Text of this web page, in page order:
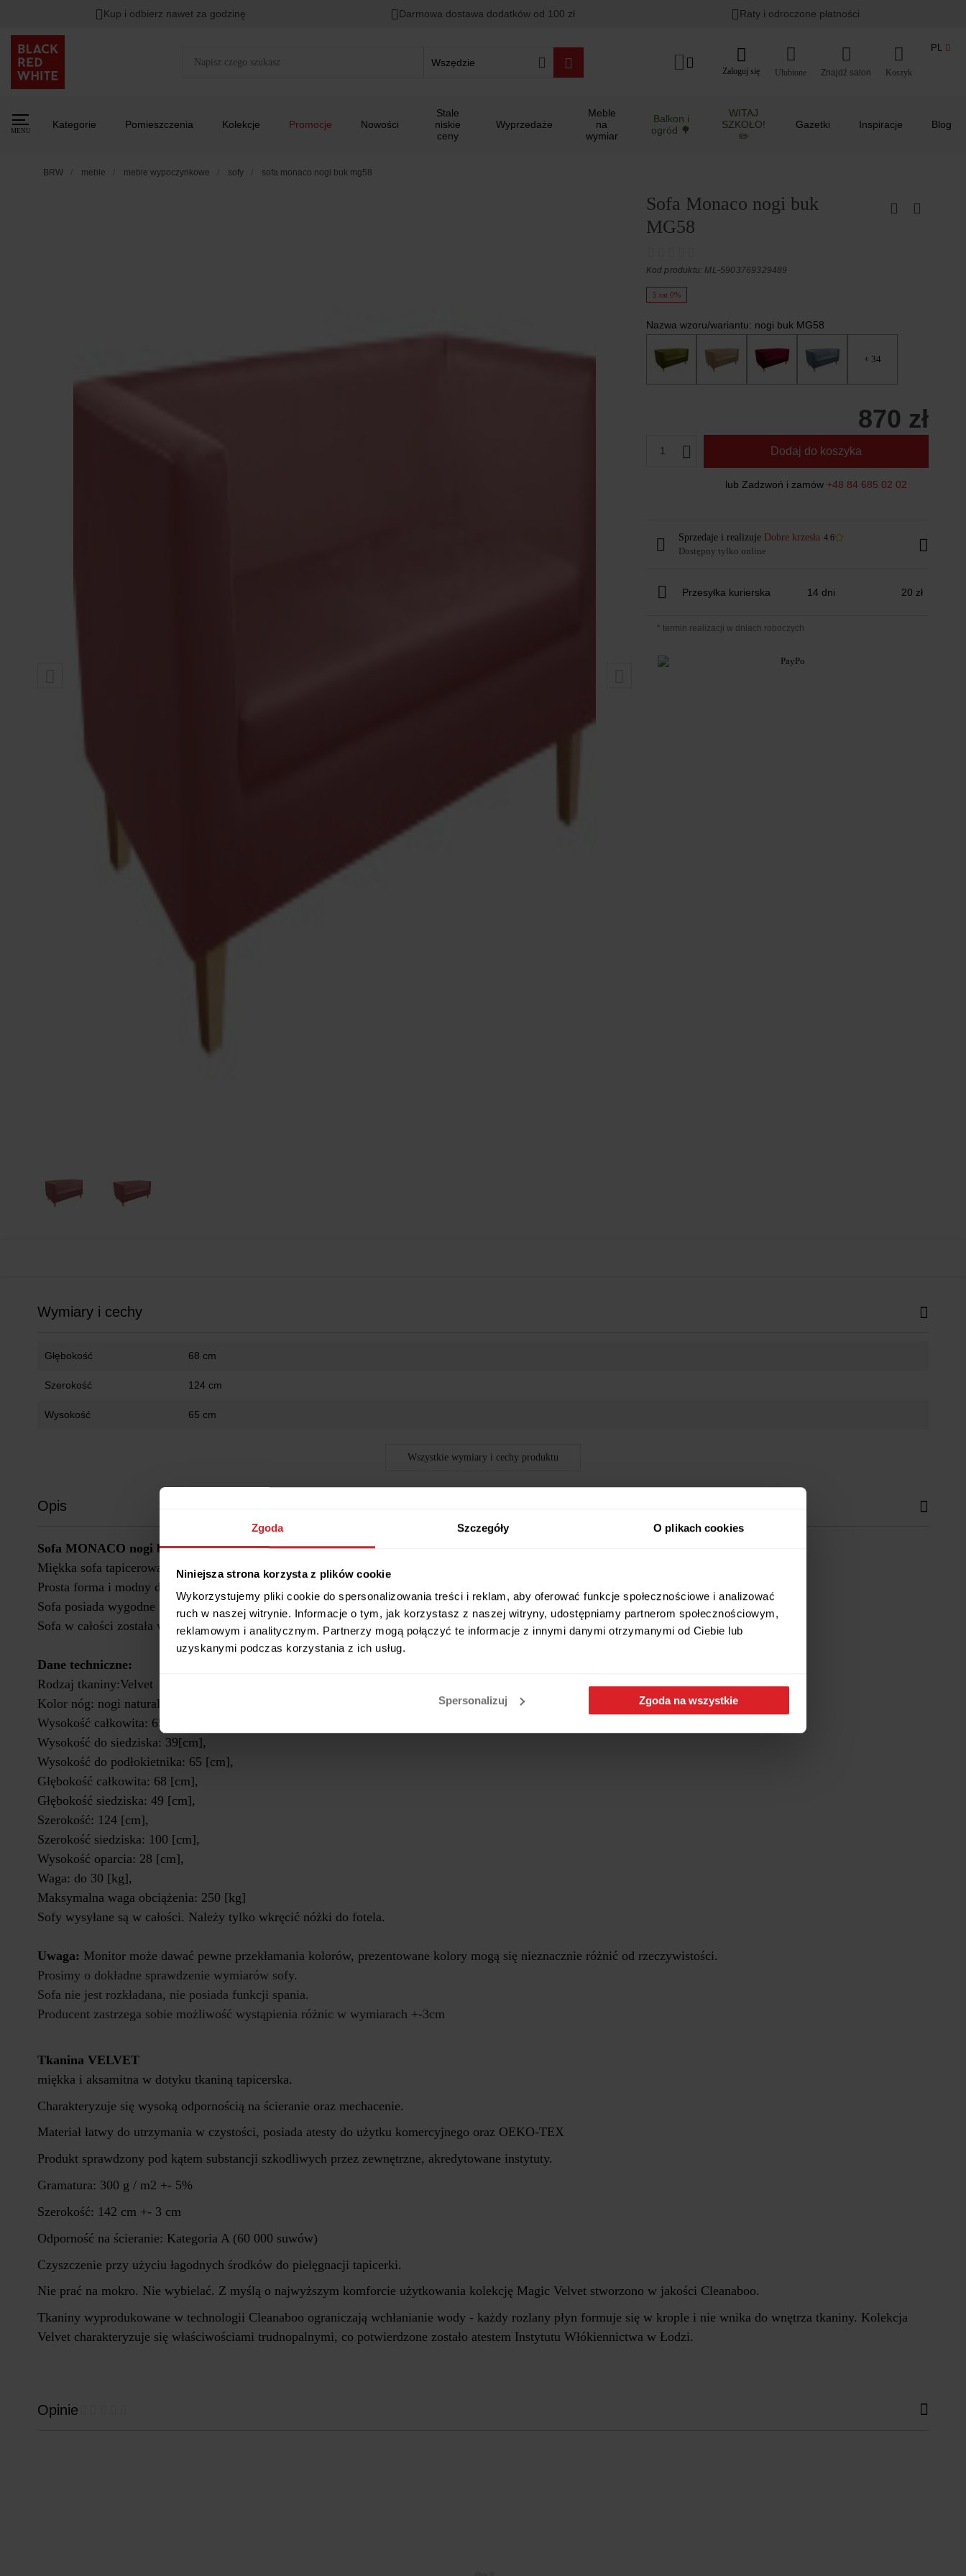
Zgoda Szczegóły O plikach cookies
Niniejsza strona korzysta z plików cookie
Wykorzystujemy pliki cookie do spersonalizowania treści i reklam, aby oferować funkcje społecznościowe i analizować
ruch w naszej witrynie. Informacje o tym, jak korzystasz z naszej witryny, udostępniamy partnerom społecznościowym,
reklamowym i analitycznym. Partnerzy mogą połączyć te informacje z innymi danymi otrzymanymi od Ciebie lub
uzyskanymi podczas korzystania z ich usług.
Spersonalizuj Zgoda na wszystkie
Kup i odbierz nawet za godzinę Darmowa dostawa dodatków od 100 zł Raty i odroczone płatności
Wszędzie
Zaloguj się Ulubione Koszyk
PL
MENU
Kategorie Pomieszczenia Kolekcje Promocje Nowości
Stale
niskie
ceny
Wyprzedaże
Meble
na
wymiar
Balkon i
ogród 🌳
WITAJ
SZKOŁO!
✏️
Gazetki Inspiracje Blog
BRW meble meble wypoczynkowe sofy sofa monaco nogi buk mg58
Sofa Monaco nogi buk
MG58
Kod produktu: ML-5903769329489
5 rat 0%
Nazwa wzoru/wariantu: nogi buk MG58
+ 34
870 zł
1 Dodaj do koszyka
lub Zadzwoń i zamów +48 84 685 02 02
Sprzedaje i realizuje Dobre krzesła 4.6
Dostępny tylko online
Przesyłka kurierska 14 dni 20 zł
* termin realizacji w dniach roboczych
Wymiary i cechy
Głębokość 68 cm
Szerokość 124 cm
Wysokość 65 cm
Wszystkie wymiary i cechy produktu
Opis
Sofa MONACO nogi buk MG58 róż indyjski
Miękka sofa tapicerowana wysokogatunkowymi tkaninami.
Prosta forma i modny design sprawia, że będzie pasowała zarówno do mieszkań jak również do biur czy gabinetów.
Sofa posiada wygodne wyprofilowane podłokietniki oraz oparcie, co w znacznym stopniu zwiększa komfort użytkowania.
Sofa w całości została wykonana z tkaniny typu Velvet (plecy również).
Dane techniczne:
Rodzaj tkaniny:Velvet
Kolor nóg: nogi naturalne drewniane pomalowane bezbarwnym lakierem
Wysokość całkowita: 65 [cm],
Wysokość do siedziska: 39[cm],
Wysokość do podłokietnika: 65 [cm],
Głębokość całkowita: 68 [cm],
Głębokość siedziska: 49 [cm],
Szerokość: 124 [cm],
Szerokość siedziska: 100 [cm],
Wysokość oparcia: 28 [cm],
Waga: do 30 [kg],
Maksymalna waga obciążenia: 250 [kg]
Sofy wysyłane są w całości. Należy tylko wkręcić nóżki do fotela.
Uwaga: Monitor może dawać pewne przekłamania kolorów, prezentowane kolory mogą się nieznacznie różnić od rzeczywistości.
Prosimy o dokładne sprawdzenie wymiarów sofy.
Sofa nie jest rozkładana, nie posiada funkcji spania.
Producent zastrzega sobie możliwość wystąpienia różnic w wymiarach +-3cm
Tkanina VELVET
miękka i aksamitna w dotyku tkaniną tapicerska.
Charakteryzuje się wysoką odpornością na ścieranie oraz mechacenie.
Materiał łatwy do utrzymania w czystości, posiada atesty do użytku komercyjnego oraz OEKO-TEX
Produkt sprawdzony pod kątem substancji szkodliwych przez zewnętrzne, akredytowane instytuty.
Gramatura: 300 g / m2 +- 5%
Szerokość: 142 cm +- 3 cm
Odporność na ścieranie: Kategoria A (60 000 suwów)
Czyszczenie przy użyciu łagodnych środków do pielęgnacji tapicerki.
Nie prać na mokro. Nie wybielać. Z myślą o najwyższym komforcie użytkowania kolekcję Magic Velvet stworzono w jakości Cleanaboo.
Tkaniny wyprodukowane w technologii Cleanaboo ograniczają wchłanianie wody - każdy rozlany płyn formuje się w krople i nie wnika do wnętrza tkaniny. Kolekcja
Velvet charakteryzuje się właściwościami trudnopalnymi, co potwierdzone zostało atestem Instytutu Włókiennictwa w Łodzi.
Opinie